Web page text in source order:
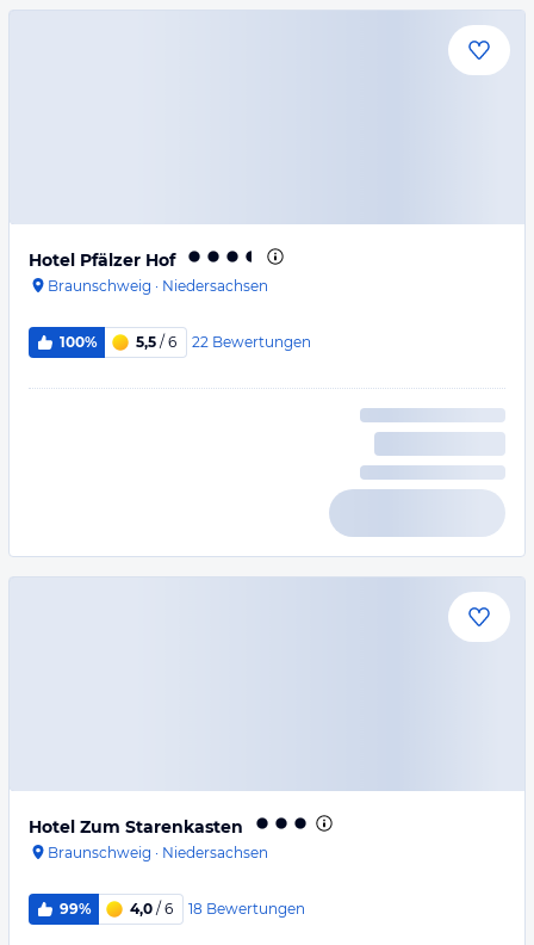
Hotel Pfälzer Hof
Braunschweig · Niedersachsen
100% 5,5 / 6 22 Bewertungen
Hotel Zum Starenkasten
Braunschweig · Niedersachsen
99% 4,0 / 6 18 Bewertungen